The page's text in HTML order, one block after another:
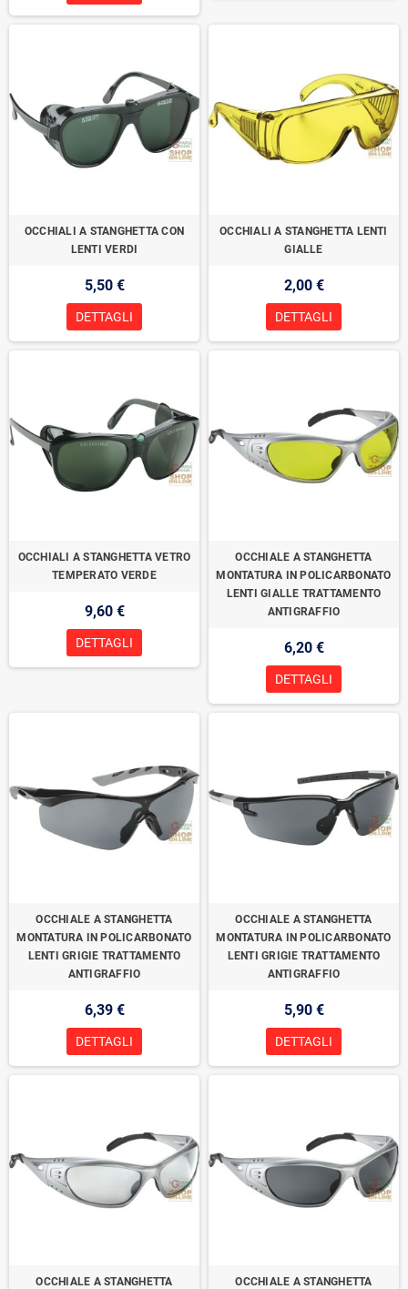
OCCHIALI A STANGHETTA CON
LENTI VERDI
5,50 €
DETTAGLI
OCCHIALI A STANGHETTA LENTI
GIALLE
2,00 €
DETTAGLI
OCCHIALI A STANGHETTA VETRO
TEMPERATO VERDE
9,60 €
DETTAGLI
OCCHIALE A STANGHETTA
MONTATURA IN POLICARBONATO
LENTI GIALLE TRATTAMENTO
ANTIGRAFFIO
6,20 €
DETTAGLI
OCCHIALE A STANGHETTA
MONTATURA IN POLICARBONATO
LENTI GRIGIE TRATTAMENTO
ANTIGRAFFIO
6,39 €
DETTAGLI
OCCHIALE A STANGHETTA
MONTATURA IN POLICARBONATO
LENTI GRIGIE TRATTAMENTO
ANTIGRAFFIO
5,90 €
DETTAGLI
OCCHIALE A STANGHETTA
OCCHIALE A STANGHETTA